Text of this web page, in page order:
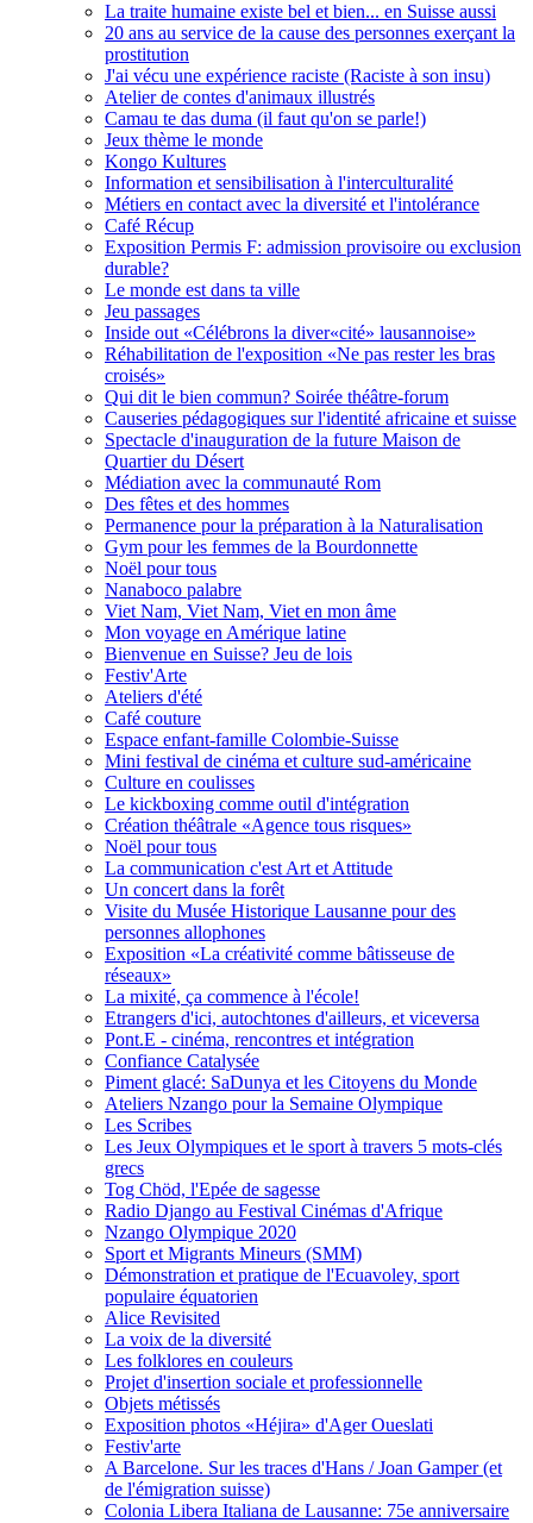
La traite humaine existe bel et bien... en Suisse aussi
20 ans au service de la cause des personnes exerçant la
prostitution
J'ai vécu une expérience raciste (Raciste à son insu)
Atelier de contes d'animaux illustrés
Camau te das duma (il faut qu'on se parle!)
Jeux thème le monde
Kongo Kultures
Information et sensibilisation à l'interculturalité
Métiers en contact avec la diversité et l'intolérance
Café Récup
Exposition Permis F: admission provisoire ou exclusion
durable?
Le monde est dans ta ville
Jeu passages
Inside out «Célébrons la diver«cité» lausannoise»
Réhabilitation de l'exposition «Ne pas rester les bras
croisés»
Qui dit le bien commun? Soirée théâtre-forum
Causeries pédagogiques sur l'identité africaine et suisse
Spectacle d'inauguration de la future Maison de
Quartier du Désert
Médiation avec la communauté Rom
Des fêtes et des hommes
Permanence pour la préparation à la Naturalisation
Gym pour les femmes de la Bourdonnette
Noël pour tous
Nanaboco palabre
Viet Nam, Viet Nam, Viet en mon âme
Mon voyage en Amérique latine
Bienvenue en Suisse? Jeu de lois
Festiv'Arte
Ateliers d'été
Café couture
Espace enfant-famille Colombie-Suisse
Mini festival de cinéma et culture sud-américaine
Culture en coulisses
Le kickboxing comme outil d'intégration
Création théâtrale «Agence tous risques»
Noël pour tous
La communication c'est Art et Attitude
Un concert dans la forêt
Visite du Musée Historique Lausanne pour des
personnes allophones
Exposition «La créativité comme bâtisseuse de
réseaux»
La mixité, ça commence à l'école!
Etrangers d'ici, autochtones d'ailleurs, et viceversa
Pont.E - cinéma, rencontres et intégration
Confiance Catalysée
Piment glacé: SaDunya et les Citoyens du Monde
Ateliers Nzango pour la Semaine Olympique
Les Scribes
Les Jeux Olympiques et le sport à travers 5 mots-clés
grecs
Tog Chöd, l'Epée de sagesse
Radio Django au Festival Cinémas d'Afrique
Nzango Olympique 2020
Sport et Migrants Mineurs (SMM)
Démonstration et pratique de l'Ecuavoley, sport
populaire équatorien
Alice Revisited
La voix de la diversité
Les folklores en couleurs
Projet d'insertion sociale et professionnelle
Objets métissés
Exposition photos «Héjira» d'Ager Oueslati
Festiv'arte
A Barcelone. Sur les traces d'Hans / Joan Gamper (et
de l'émigration suisse)
Colonia Libera Italiana de Lausanne: 75e anniversaire